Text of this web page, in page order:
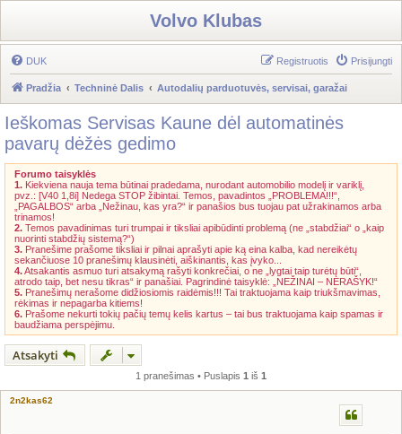
Volvo Klubas
DUK Prisijungti
Registruotis
Pradžia Techninė Dalis Autodalių parduotuvės, servisai, garažai
Ieškomas Servisas Kaune dėl automatinės
pavarų dėžės gedimo
Forumo taisyklės
1. Kiekviena nauja tema būtinai pradedama, nurodant automobilio modelį ir variklį,
pvz.: [V40 1,8i] Nedega STOP žibintai. Temos, pavadintos „PROBLEMA!!!“,
„PAGALBOS“ arba „Nežinau, kas yra?“ ir panašios bus tuojau pat užrakinamos arba
trinamos!
2. Temos pavadinimas turi trumpai ir tiksliai apibūdinti problemą (ne „stabdžiai“ o „kaip
nuorinti stabdžių sistemą?“)
3. Pranešime prašome tiksliai ir pilnai aprašyti apie ką eina kalba, kad nereikėtų
sekančiuose 10 pranešimų klausinėti, aiškinantis, kas įvyko...
4.Atsakantis asmuo turi atsakymą rašyti konkrečiai, o ne „lygtai taip turėtų būti“,
atrodo taip, bet nesu tikras“ ir panašiai. Pagrindinė taisyklė: „NEŽINAI – NERAŠYK!“
5. Pranešimų nerašome didžiosiomis raidėmis!!! Tai traktuojama kaip triukšmavimas,
rėkimas ir nepagarba kitiems!
6. Prašome nekurti tokių pačių temų kelis kartus – tai bus traktuojama kaip spamas ir
baudžiama perspėjimu.
Atsakyti
1 pranešimas • Puslapis 1 iš 1
2n2kas62